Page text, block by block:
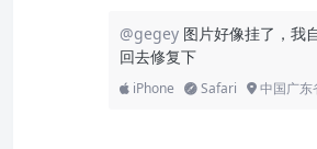
@gegey 图片好像挂了，我
回去修复下
iPhone Safari 中国广东